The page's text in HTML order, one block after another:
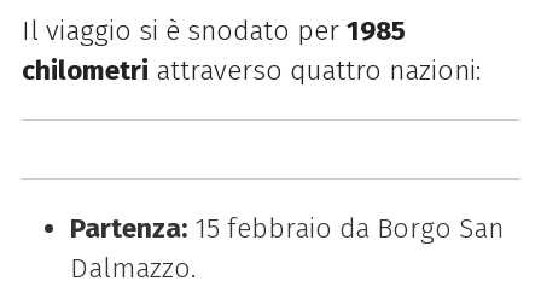
Il viaggio si è snodato per 1985
chilometri attraverso quattro nazioni:
Partenza:15 febbraio da Borgo San
Dalmazzo.